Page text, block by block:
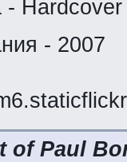
Hardcover
- 2007
of Paul